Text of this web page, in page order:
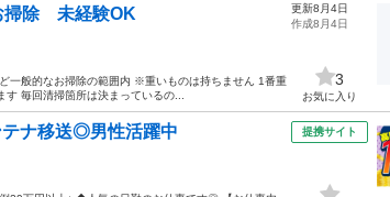
掃除 未経験OK
的なお掃除の範囲内 ※重いものは持ちません 1番重
毎回清掃箇所は決まっているの...
更新8月4日
作成8月4日
3
お気に入り
テナ移送◎男性活躍中 提携サイト